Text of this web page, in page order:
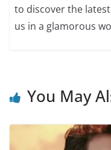
to discover the
us in a glamorous
You May